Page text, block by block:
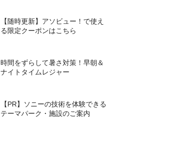
【随時更新】アソビュー！で使え
る限定クーポンはこちら
時間をずらして暑さ対策！早朝＆
ナイトタイムレジャー
【PR】ソニーの技術を体験できる
テーマパーク・施設のご案内